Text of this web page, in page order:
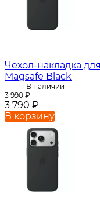
Чехол-накладка
Magsafe Black
В наличии
3 990 ₽
3 790 ₽
В корзину